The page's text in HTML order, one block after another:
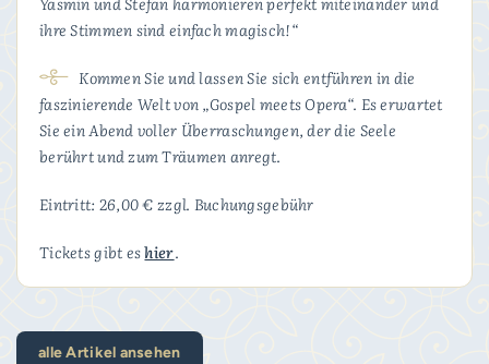
ihre Stimmen sind einfach magisch!“
Kommen Sie und lassen Sie sich entführen in die
faszinierende Welt von „Gospel meets Opera“. Es erwartet
Sie ein Abend voller Überraschungen, der die Seele
berührt und zum Träumen anregt.
Eintritt: 26,00 € zzgl. Buchungsgebühr
Tickets gibt eshier.
alle Artikel ansehen